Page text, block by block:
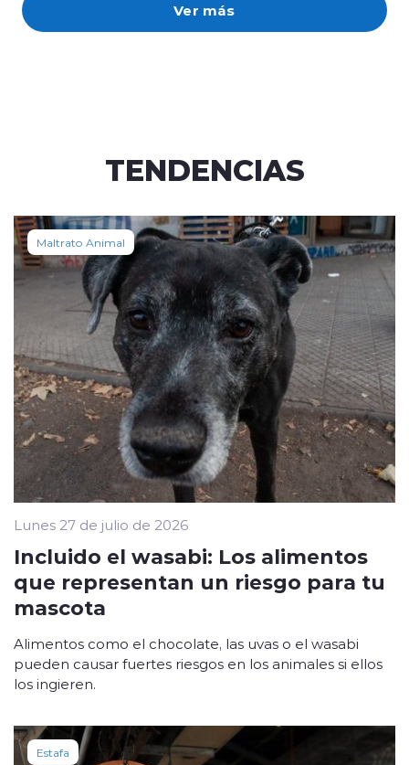
Ver más
TENDENCIAS
Maltrato Animal
Lunes 27 de julio de 2026
Incluido el wasabi: Los alimentos
que representan un riesgo para tu
mascota
Alimentos como el chocolate, las uvas o el wasabi
pueden causar fuertes riesgos en los animales si ellos
los ingieren.
Estafa